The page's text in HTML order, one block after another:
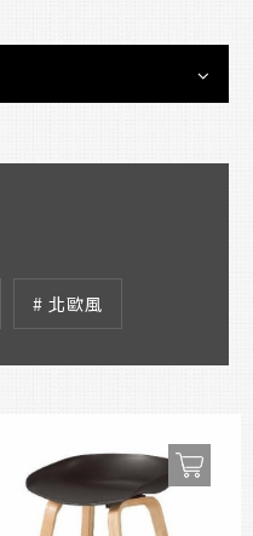
# 北歐風